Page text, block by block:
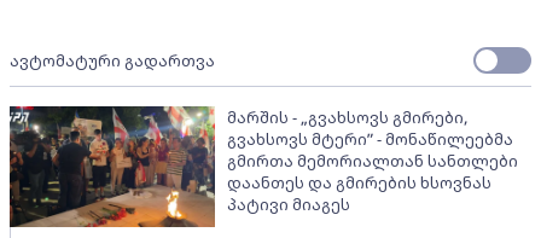
ავტომატური გადართვა
მარშის - „გვახსოვს გმირები,
გვახსოვს მტერი” - მონაწილეებმა
გმირთა მემორიალთან სანთლები
დაანთეს და გმირების ხსოვნას
პატივი მიაგეს